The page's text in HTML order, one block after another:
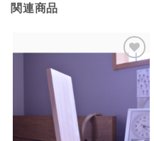
関連商品
お気
に入
りに
追加